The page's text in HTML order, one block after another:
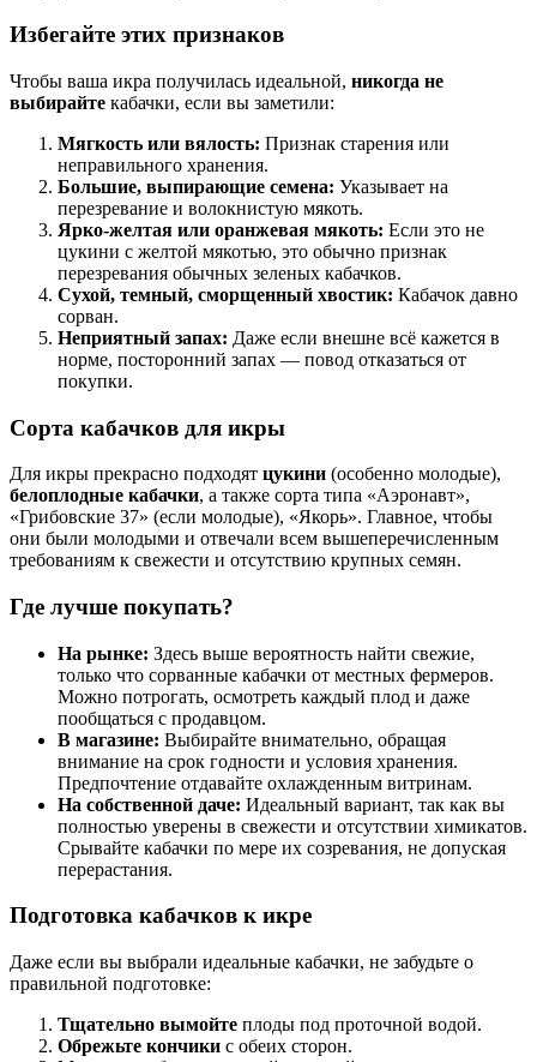
Избегайте этих признаков
Чтобы ваша икра получилась идеальной, никогда не
выбирайте кабачки, если вы заметили:
Мягкость или вялость: Признак старения или
неправильного хранения.
Большие, выпирающие семена: Указывает на
перезревание и волокнистую мякоть.
Ярко-желтая или оранжевая мякоть: Если это не
цукини с желтой мякотью, это обычно признак
перезревания обычных зеленых кабачков.
Сухой, темный, сморщенный хвостик: Кабачок давно
сорван.
Неприятный запах: Даже если внешне всё кажется в
норме, посторонний запах — повод отказаться от
покупки.
Сорта кабачков для икры
Для икры прекрасно подходят цукини (особенно молодые),
белоплодные кабачки, а также сорта типа «Аэронавт»,
«Грибовские 37» (если молодые), «Якорь». Главное, чтобы
они были молодыми и отвечали всем вышеперечисленным
требованиям к свежести и отсутствию крупных семян.
Где лучше покупать?
На рынке: Здесь выше вероятность найти свежие,
только что сорванные кабачки от местных фермеров.
Можно потрогать, осмотреть каждый плод и даже
пообщаться с продавцом.
В магазине: Выбирайте внимательно, обращая
внимание на срок годности и условия хранения.
Предпочтение отдавайте охлажденным витринам.
На собственной даче: Идеальный вариант, так как вы
полностью уверены в свежести и отсутствии химикатов.
Срывайте кабачки по мере их созревания, не допуская
перерастания.
Подготовка кабачков к икре
Даже если вы выбрали идеальные кабачки, не забудьте о
правильной подготовке:
Тщательно вымойте плоды под проточной водой.
Обрежьте кончики с обеих сторон.